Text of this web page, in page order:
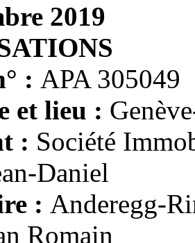
2019
: APA 305049
et lieu :
: Société
Daniel
: Anderegg-
Romain